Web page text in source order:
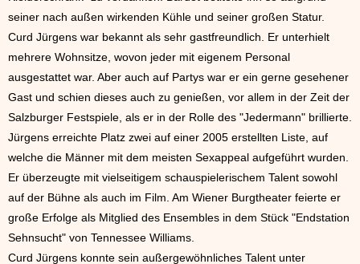
seiner nach außen wirkenden Kühle und seiner großen Statur.
Curd Jürgens war bekannt als sehr gastfreundlich. Er unterhielt
mehrere Wohnsitze, wovon jeder mit eigenem Personal
ausgestattet war. Aber auch auf Partys war er ein gerne gesehener
Gast und schien dieses auch zu genießen, vor allem in der Zeit der
Salzburger Festspiele, als er in der Rolle des "Jedermann" brillierte.
Jürgens erreichte Platz zwei auf einer 2005 erstellten Liste, auf
welche die Männer mit dem meisten Sexappeal aufgeführt wurden.
Er überzeugte mit vielseitigem schauspielerischem Talent sowohl
auf der Bühne als auch im Film. Am Wiener Burgtheater feierte er
große Erfolge als Mitglied des Ensembles in dem Stück "Endstation
Sehnsucht" von Tennessee Williams.
Curd Jürgens konnte sein außergewöhnliches Talent unter